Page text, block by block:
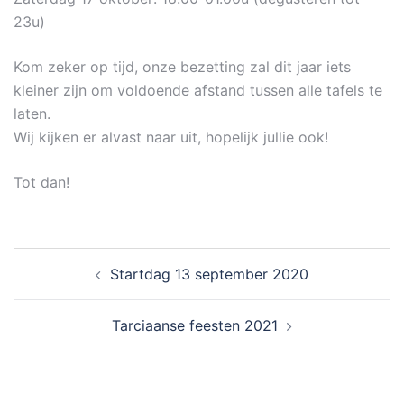
23u)
Kom zeker op tijd, onze bezetting zal dit jaar iets
kleiner zijn om voldoende afstand tussen alle tafels te
laten.
Wij kijken er alvast naar uit, hopelijk jullie ook!
Tot dan!
navigationStartdag 13 september 2020
Tarciaanse feesten 2021